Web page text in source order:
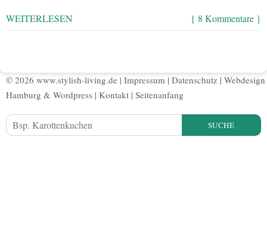
WEITERLESEN { 8 Kommentare }
© 2026 www.stylish-living.de | Impressum | Datenschutz | Webdesign
Hamburg & Wordpress | Kontakt | Seitenanfang
SUCHE